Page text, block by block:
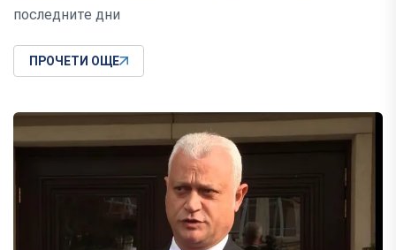
последните дни
ПРОЧЕТИ ОЩЕ